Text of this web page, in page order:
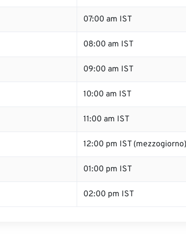
07:00 am IST
08:00 am IST
09:00 am IST
10:00 am IST
11:00 am IST
12:00 pm IST (mezzogiorno)
01:00 pm IST
02:00 pm IST